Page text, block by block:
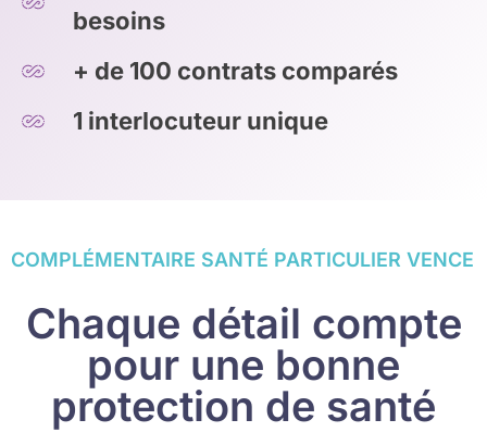
besoins
+ de 100 contrats comparés
1 interlocuteur unique
COMPLÉMENTAIRE SANTÉ PARTICULIER VENCE
Chaque détail compte
pour une bonne
protection de santé